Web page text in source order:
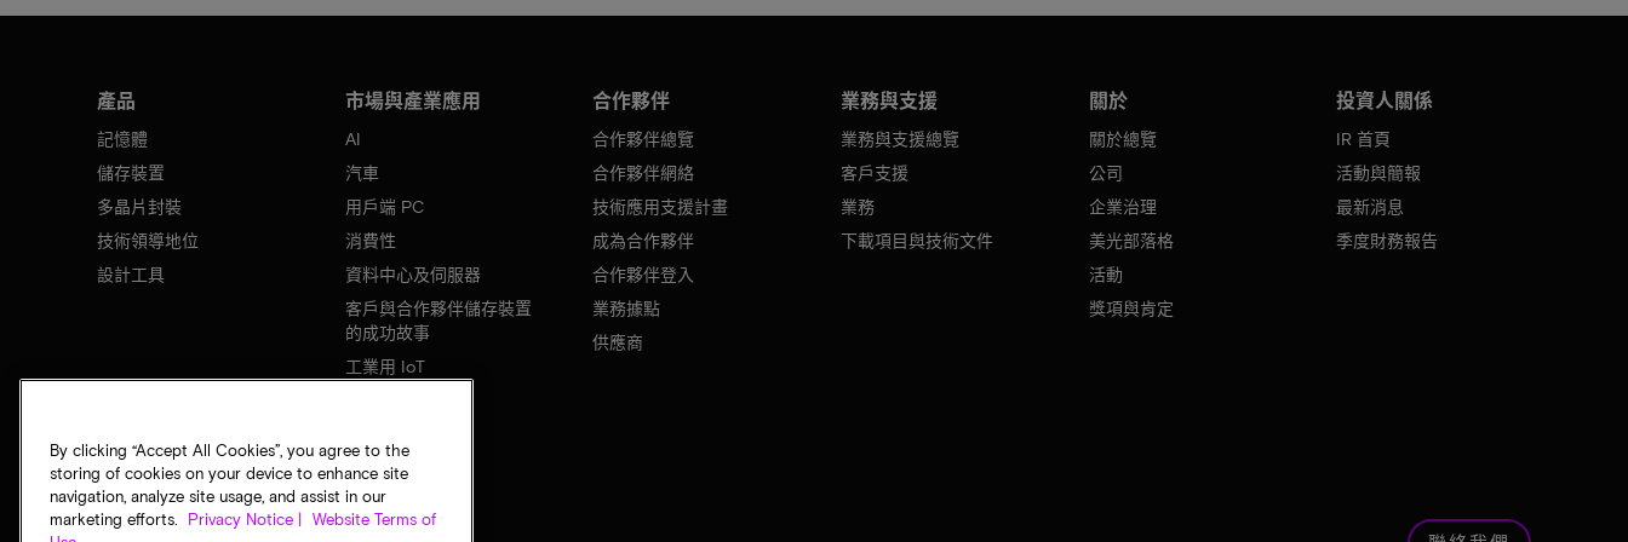
產品
記憶體
儲存裝置
多晶片封裝
技術領導地位
設計工具
市場與產業應用
AI
汽車
用戶端 PC
消費性
資料中心及伺服器
客戶與合作夥伴儲存裝置
的成功故事
工業用 IoT
合作夥伴
合作夥伴總覽
合作夥伴網絡
技術應用支援計畫
成為合作夥伴
合作夥伴登入
業務據點
供應商
業務與支援
業務與支援總覽
客戶支援
業務
下載項目與技術文件
關於
關於總覽
公司
企業治理
美光部落格
活動
獎項與肯定
投資人關係
IR 首頁
活動與簡報
最新消息
季度財務報告
By clicking “Accept All Cookies”, you agree to the
storing of cookies on your device to enhance site
navigation, analyze site usage, and assist in our
marketing efforts.
Privacy Notice |
Website Terms of